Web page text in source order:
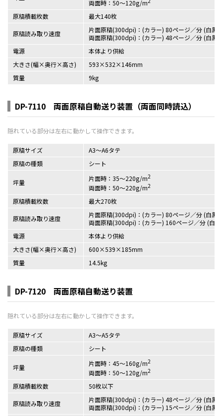
両面時：50～120g/m
原稿積載枚数 最大140枚
原稿読み取り速度
片面原稿(300dpi)：(カラー) 80ページ／分 (白黒)
両面原稿(300dpi)：(カラー) 48ページ／分 (白黒)
電源
本体より供給
大きさ(幅×奥行×高さ)
593×532×146mm
質量
9kg
DP-7110 両面原稿自動送り装置（両面同時読込）
原稿サイズ
A3～A6タテ
原稿の種類
シート
坪量 片面時：35～220g/m2
両面時：50～220g/m2
原稿積載枚数 最大270枚
原稿読み取り速度
片面原稿(300dpi)：(カラー) 80ページ／分 (白黒)
両面原稿(300dpi)：(カラー) 160ページ／分 (白
電源
本体より供給
大きさ(幅×奥行×高さ)
600×539×185mm
質量
14.5kg
DP-7120 両面原稿自動送り装置
原稿サイズ
A3～A5タテ
原稿の種類
シート
坪量 片面時：45～160g/m2
両面時：50～120g/m2
原稿積載枚数 50枚以下
原稿読み取り速度
片面原稿(300dpi)：(カラー) 48ページ／分 (白黒)
両面原稿(300dpi)：(カラー) 15ページ／分 (白黒)